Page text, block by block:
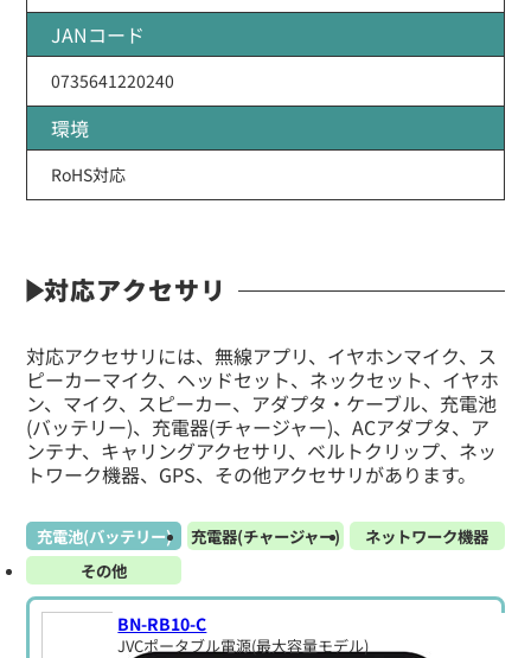
JANコード
0735641220240
環境
RoHS対応
対応アクセサリ
対応アクセサリには、無線アプリ、イヤホンマイク、ス
ピーカーマイク、ヘッドセット、ネックセット、イヤホ
ン、マイク、スピーカー、アダプタ・ケーブル、充電池
(バッテリー)、充電器(チャージャー)、ACアダプタ、ア
ンテナ、キャリングアクセサリ、ベルトクリップ、ネッ
トワーク機器、GPS、その他アクセサリがあります。
充電池(バッテリー) 充電器(チャージャー)
ネットワーク機器
その他
BN-RB10-C
JVCポータブル電源(最大容量モデル)